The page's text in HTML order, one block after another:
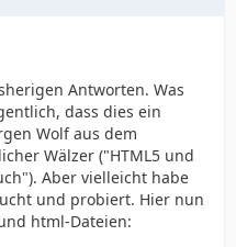
Antworten. Was
dass dies ein
Wolf aus dem
Wälzer ("HTML5 und
Aber vielleicht habe
und probiert. Hier nun
html-Dateien: